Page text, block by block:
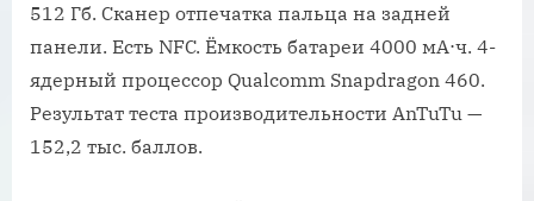
512 Гб. Сканер отпечатка пальца на задней
панели. Есть NFC. Ёмкость батареи 4000 мА⋅ч. 4-
ядерный процессор Qualcomm Snapdragon 460.
Результат теста производительности AnTuTu —
152,2 тыс. баллов.